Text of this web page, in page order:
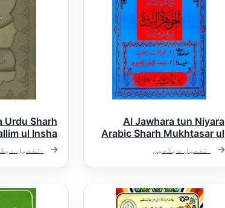
Al Jawhara tun Niyara
Arabic Sharh Mukhtasar ul
Quduri الجوہرۃ النیرۃ
عربی شرح مختصر القدوری
تفصیل دیکھیں
Urdu Sharh
الانشاء
الانشاء
تفصیل